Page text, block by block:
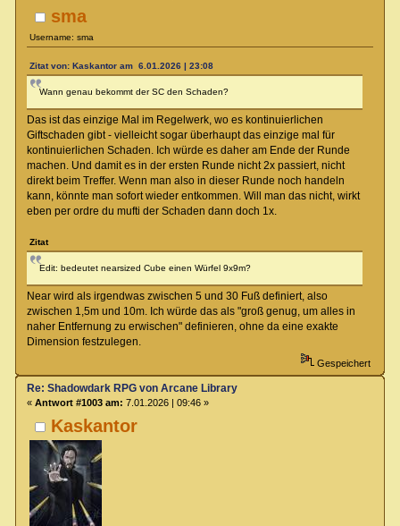
sma
Username: sma
Zitat von: Kaskantor am 6.01.2026 | 23:08
Wann genau bekommt der SC den Schaden?
Das ist das einzige Mal im Regelwerk, wo es kontinuierlichen
Giftschaden gibt - vielleicht sogar überhaupt das einzige mal für
kontinuierlichen Schaden. Ich würde es daher am Ende der Runde
machen. Und damit es in der ersten Runde nicht 2x passiert, nicht
direkt beim Treffer. Wenn man also in dieser Runde noch handeln
kann, könnte man sofort wieder entkommen. Will man das nicht, wirkt
eben per ordre du mufti der Schaden dann doch 1x.
Zitat
Edit: bedeutet nearsized Cube einen Würfel 9x9m?
Near wird als irgendwas zwischen 5 und 30 Fuß definiert, also
zwischen 1,5m und 10m. Ich würde das als "groß genug, um alles in
naher Entfernung zu erwischen" definieren, ohne da eine exakte
Dimension festzulegen.
Gespeichert
Kaskantor
Re: Shadowdark RPG von Arcane Library
« Antwort #1003 am: 7.01.2026 | 09:46 »